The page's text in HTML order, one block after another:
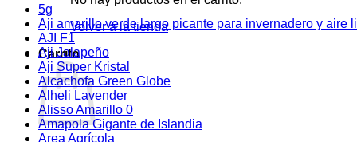
Volver a la tienda
Carrito
5g
Aji amarillo verde largo picante para invernadero y aire
AJI F1
Aji Jalapeño
Aji Super Kristal
Alcachofa Green Globe
Alheli Lavender
Alisso Amarillo 0
Amapola Gigante de Islandia
Area Agrícola